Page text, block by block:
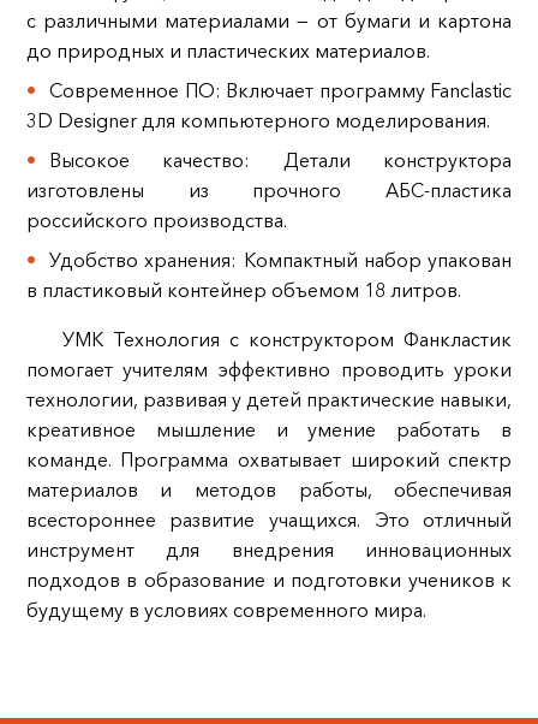
с различными материалами — от бумаги и картона
до природных и пластических материалов.
Современное ПО: Включает программу Fanclastic
3D Designer для компьютерного моделирования.
Высокое качество: Детали конструктора
изготовлены из прочного АБС-пластика
российского производства.
Удобство хранения: Компактный набор упакован
в пластиковый контейнер объемом 18 литров.
УМК Технология с конструктором Фанкластик
помогает учителям эффективно проводить уроки
технологии, развивая у детей практические навыки,
креативное мышление и умение работать в
команде. Программа охватывает широкий спектр
материалов и методов работы, обеспечивая
всестороннее развитие учащихся. Это отличный
инструмент для внедрения инновационных
подходов в образование и подготовки учеников к
будущему в условиях современного мира.